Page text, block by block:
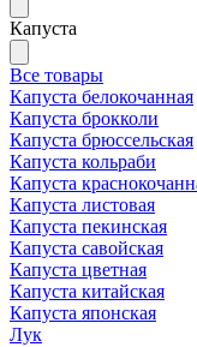
Капуста
Все товары
Капуста белокочанная
Капуста брокколи
Капуста брюссельская
Капуста кольраби
Капуста
Капуста листовая
Капуста пекинская
Капуста савойская
Капуста цветная
Капуста китайская
Капуста японская
Лук